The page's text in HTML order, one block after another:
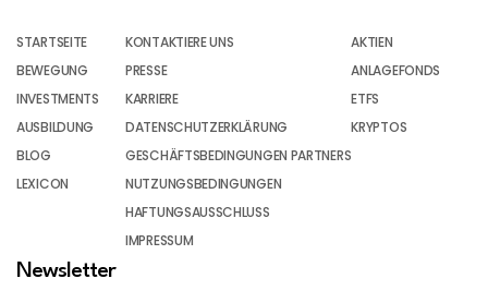
STARTSEITE
BEWEGUNG
INVESTMENTS
AUSBILDUNG
BLOG
LEXICON
KONTAKTIERE UNS
PRESSE
KARRIERE
DATENSCHUTZERKLÄRUNG
GESCHÄFTSBEDINGUNGEN PARTNERS
NUTZUNGSBEDINGUNGEN
HAFTUNGSAUSSCHLUSS
IMPRESSUM
AKTIEN
ANLAGEFONDS
ETFS
KRYPTOS
Newsletter